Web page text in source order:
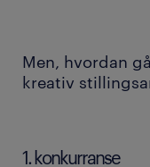
Men, hvordan
kreativ
1. konkurranse